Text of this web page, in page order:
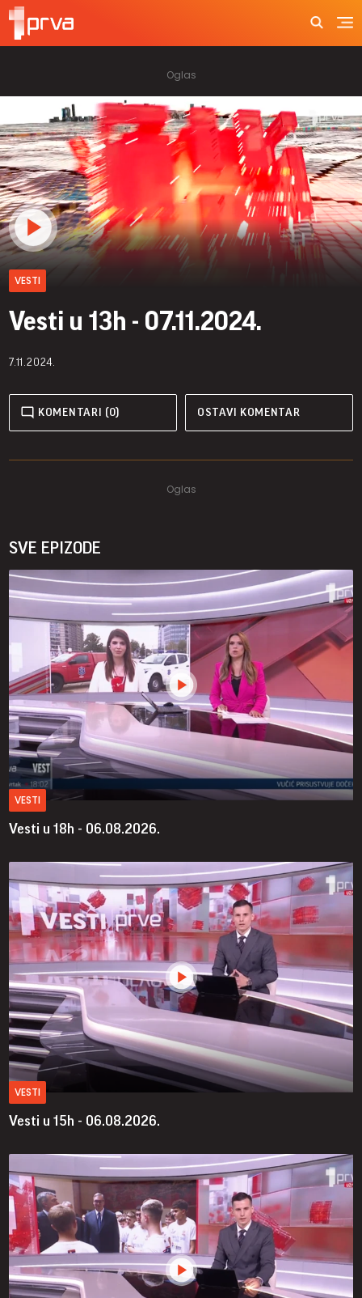
VESTI
Vesti u 13h - 07.11.2024.
7.11.2024.
KOMENTARI (0) OSTAVI KOMENTAR
SVE EPIZODE
VESTI
Vesti u 18h - 06.08.2026.
VESTI
Vesti u 15h - 06.08.2026.